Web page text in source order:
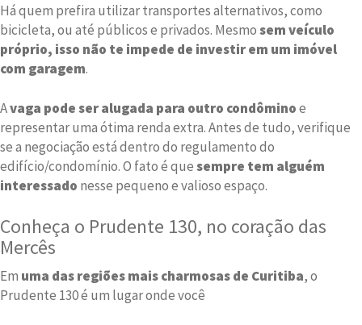
Há quem prefira utilizar transportes alternativos, como
bicicleta, ou até públicos e privados. Mesmosem veículo
próprio, isso não te impede de investir em um imóvel
com garagem.
Avaga pode ser alugada para outro condôminoe
representar uma ótima renda extra. Antes de tudo, verifique
se a negociação está dentro do regulamento do
edifício/condomínio. O fato é quesempre tem alguém
interessado nesse pequeno e valioso espaço.
Conheça o Prudente 130, no coração das
Mercês
Em uma das regiões mais charmosas de Curitiba, o
Prudente 130 é um lugar onde você